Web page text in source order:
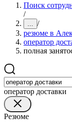
Поиск
/
... /
резюме в
оператор
полная
оператор доставки
Резюме